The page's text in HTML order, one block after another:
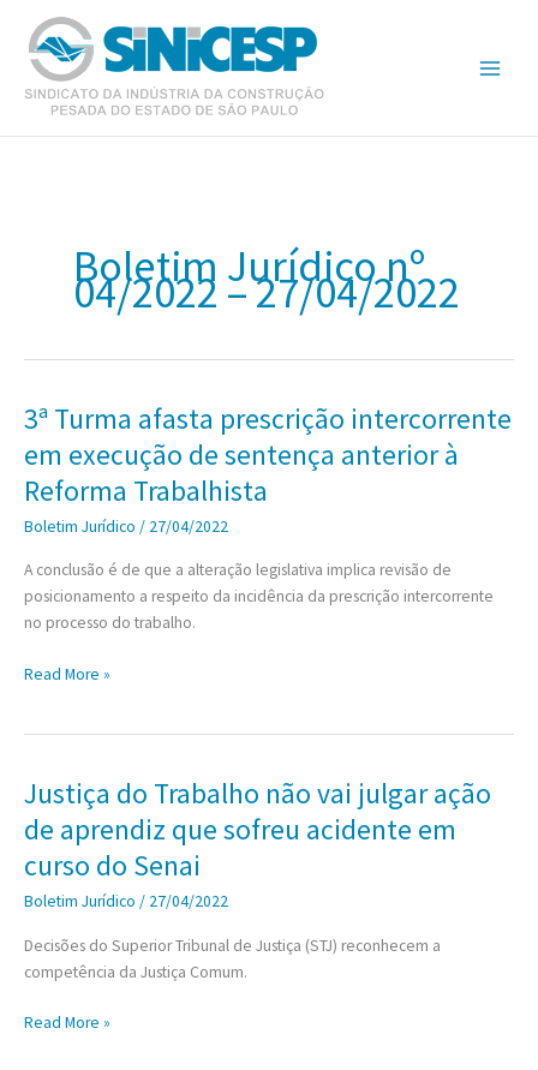
para
conteúdo
Boletim Jurídico nº
04/2022 – 27/04/2022
3ª Turma afasta prescrição intercorrente
em execução de sentença anterior à
Reforma Trabalhista
Boletim Jurídico / 27/04/2022
A conclusão é de que a alteração legislativa implica revisão de
posicionamento a respeito da incidência da prescrição intercorrente
no processo do trabalho.
3ª
intercorrente
em
execução
de
anterior
à
Reforma
Read More »
Justiça do Trabalho não vai julgar ação
de aprendiz que sofreu acidente em
curso do Senai
Boletim Jurídico / 27/04/2022
Decisões do Superior Tribunal de Justiça (STJ) reconhecem a
competência da Justiça Comum.
Justiça
Read More »